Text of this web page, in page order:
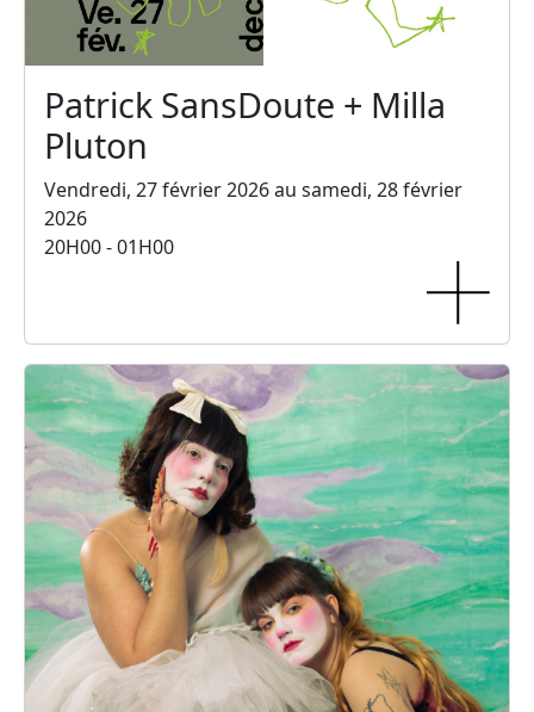
Patrick SansDoute + Milla
Pluton
Vendredi, 27 février 2026 au samedi, 28 février
2026
20H00 - 01H00